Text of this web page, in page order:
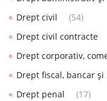
Drept civil
(54)
Drept civil contracte
Drept corporativ,
Drept fiscal, bancar
Drept penal
(17)